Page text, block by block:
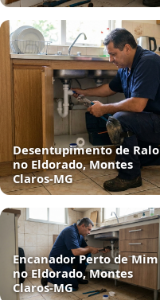
Desentupimento de Ralo
no Eldorado, Montes
Claros‑MG
Encanador Perto de Mim
no Eldorado, Montes
Claros‑MG